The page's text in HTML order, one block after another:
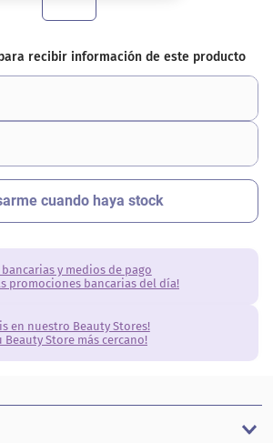
y medios de pago
promociones bancarias del día!
en nuestro Beauty Stores!
Beauty Store más cercano!